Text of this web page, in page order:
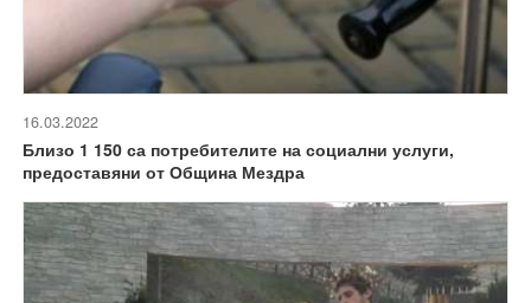
16.03.2022
Близо 1 150 са потребителите на социални услуги,
предоставяни от Община Мездра